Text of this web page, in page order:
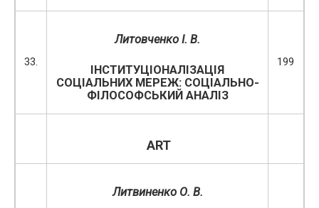
33.
Литовченко І. В.
ІНСТИТУЦІОНАЛІЗАЦІЯ
СОЦІАЛЬНИХ МЕРЕЖ: СОЦІАЛЬНО-
ФІЛОСОФСЬКИЙ АНАЛІЗ
199
ART
Литвиненко О. В.